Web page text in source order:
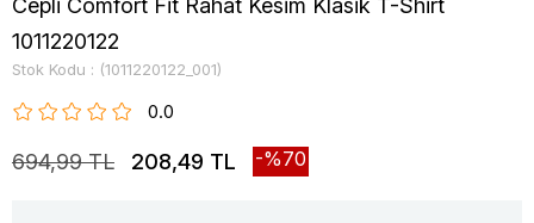
Cepli Comfort Fit Rahat Kesim Klasik T-Shirt
1011220122
Stok Kodu (1011220122_001)
0.0
694,99 TL 208,49 TL 70